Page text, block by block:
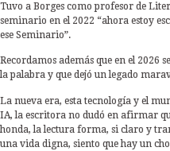
Tuvo a Borges como profesor de
seminario en el 2022 “ahora estoy
ese Seminario”.
Recordamos además que en el 2026
la palabra y que dejó un legado
La nueva era, esta tecnología y el
IA, la escritora no dudó en afirmar
honda, la lectura forma, si claro y
una vida digna, siento que hay un